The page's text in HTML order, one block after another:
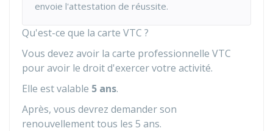
envoie l'attestation de réussite.
Qu'est-ce que la carte VTC ?
Vous devez avoir la carte professionnelle VTC
pour avoir le droit d'exercer votre activité.
Elle est valable 5 ans.
Après, vous devrez demander son
renouvellement tous les 5 ans.